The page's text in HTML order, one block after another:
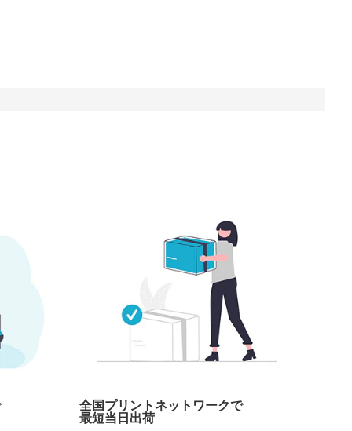
全国プリントネットワークで
最短当日出荷